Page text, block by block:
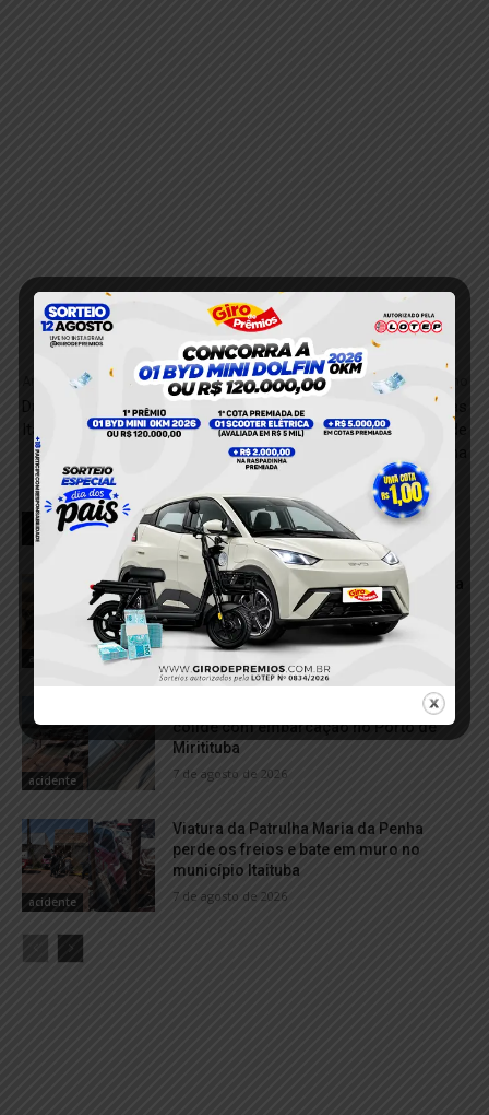
Dupla é presa pela PM em
Itaituba, no PA
Colombianas foram presas
com mais de 41 kg de
RELACIONADOS
VÍDEO; Caminhonete arrasta motocicleta
após acidente e deixa duas mulheres
feridas em Itaituba
7 de agosto de 2026
acidente
Balsa com calcário perde controle e
colide com embarcação no Porto de
Miritituba
7 de agosto de 2026
acidente
Viatura da Patrulha Maria da Penha
perde os freios e bate em muro no
município Itaituba
7 de agosto de 2026